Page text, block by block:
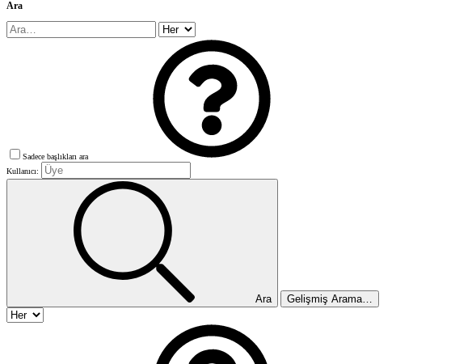
Ara
Sadece başlıkları ara
Kullanıcı:
Ara Gelişmiş Arama…